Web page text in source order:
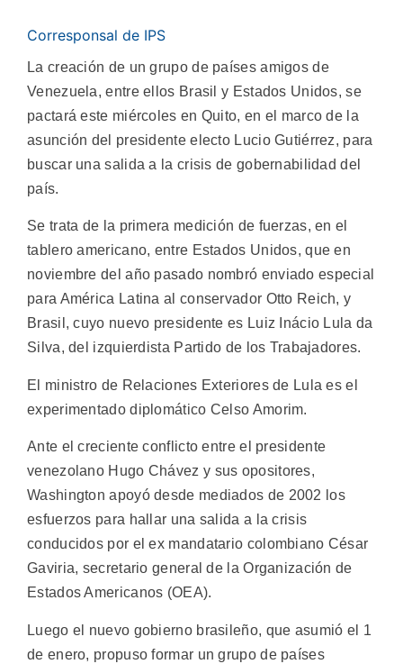
Corresponsal de IPS
La creación de un grupo de países amigos de
Venezuela, entre ellos Brasil y Estados Unidos, se
pactará este miércoles en Quito, en el marco de la
asunción del presidente electo Lucio Gutiérrez, para
buscar una salida a la crisis de gobernabilidad del
país.
Se trata de la primera medición de fuerzas, en el
tablero americano, entre Estados Unidos, que en
noviembre del año pasado nombró enviado especial
para América Latina al conservador Otto Reich, y
Brasil, cuyo nuevo presidente es Luiz Inácio Lula da
Silva, del izquierdista Partido de los Trabajadores.
El ministro de Relaciones Exteriores de Lula es el
experimentado diplomático Celso Amorim.
Ante el creciente conflicto entre el presidente
venezolano Hugo Chávez y sus opositores,
Washington apoyó desde mediados de 2002 los
esfuerzos para hallar una salida a la crisis
conducidos por el ex mandatario colombiano César
Gaviria, secretario general de la Organización de
Estados Americanos (OEA).
Luego el nuevo gobierno brasileño, que asumió el 1
de enero, propuso formar un grupo de países